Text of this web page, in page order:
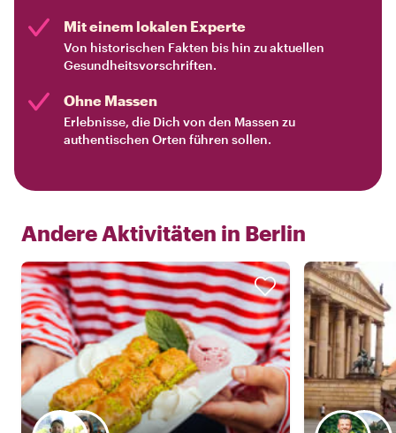
Mit einem lokalen Experte
Von historischen Fakten bis hin zu aktuellen
Gesundheitsvorschriften.
Ohne Massen
Erlebnisse, die Dich von den Massen zu
authentischen Orten führen sollen.
Andere Aktivitäten in Berlin